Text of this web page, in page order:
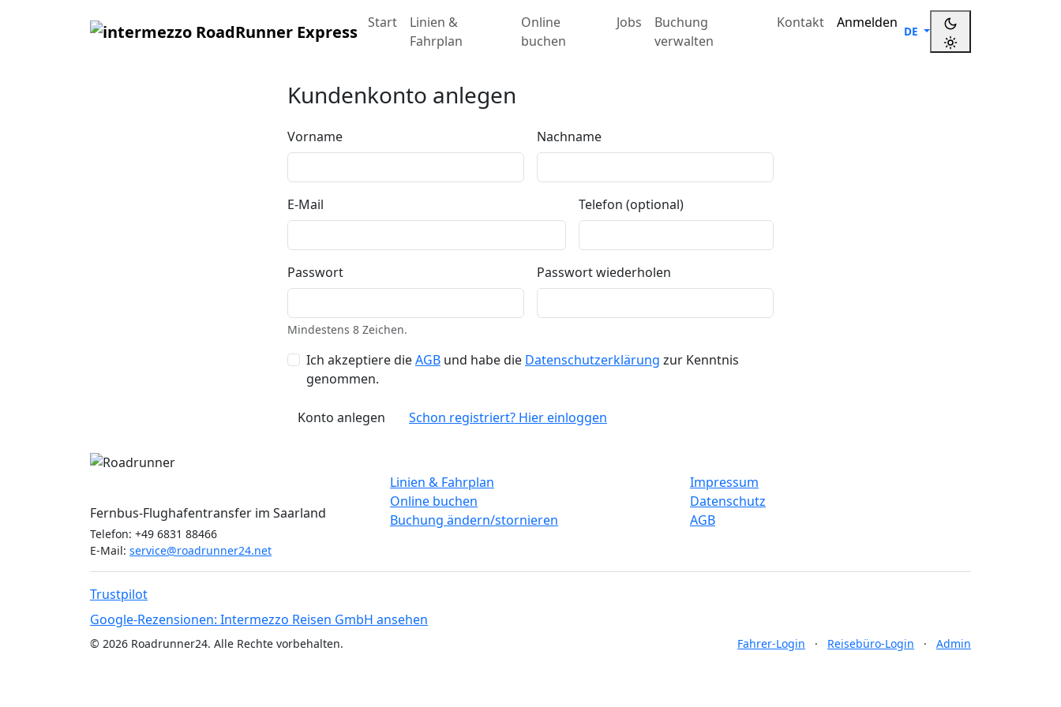
Start
Linien &
Fahrplan
Online
buchen
Jobs
Buchung
verwalten
Kontakt Anmelden
DE
Kundenkonto anlegen
Vorname Nachname
E-Mail Telefon (optional)
Passwort
Mindestens 8 Zeichen.
Passwort wiederholen
Ich akzeptiere dieAGB und habe die Datenschutzerklärung zur Kenntnis
genommen.
Konto anlegen Schon registriert? Hier einloggen
Fernbus-Flughafentransfer im Saarland
Telefon: +49 6831 88466
E-Mail: service@roadrunner24.net
Linien & Fahrplan
Online buchen
Buchung ändern/stornieren
Impressum
Datenschutz
AGB
Trustpilot
Google-Rezensionen: Intermezzo Reisen GmbH ansehen
© 2026 Roadrunner24. Alle Rechte vorbehalten. Fahrer-Login · Reisebüro-Login · Admin